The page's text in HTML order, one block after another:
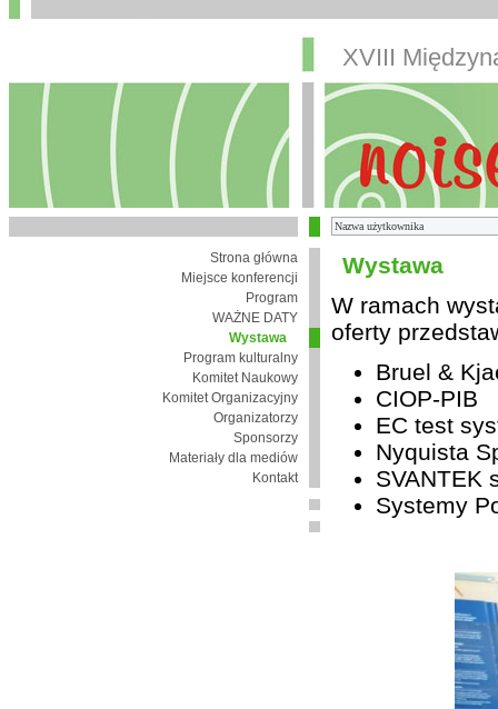
XVIII
Strona główna
Miejsce konferencji
Program
WAŻNE DATY
Wystawa
Program kulturalny
Komitet Naukowy
Komitet Organizacyjny
Organizatorzy
Sponsorzy
Materiały dla mediów
Kontakt
Wystawa
W ramach
oferty
Bruel &
CIOP-PIB
EC test
Nyquista
SVANTEK
Systemy